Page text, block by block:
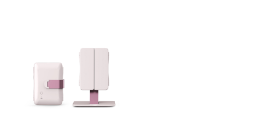
зеркало для макияжа
с подсветкой